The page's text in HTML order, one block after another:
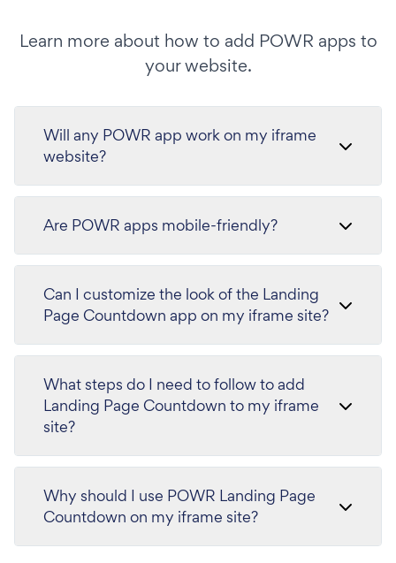
Learn more about how to add POWR apps to
your website.
Will any POWR app work on my iframe
website?
Are POWR apps mobile-friendly?
Can I customize the look of the Landing
Page Countdown app on my iframe site?
What steps do I need to follow to add
Landing Page Countdown to my iframe
site?
Why should I use POWR Landing Page
Countdown on my iframe site?